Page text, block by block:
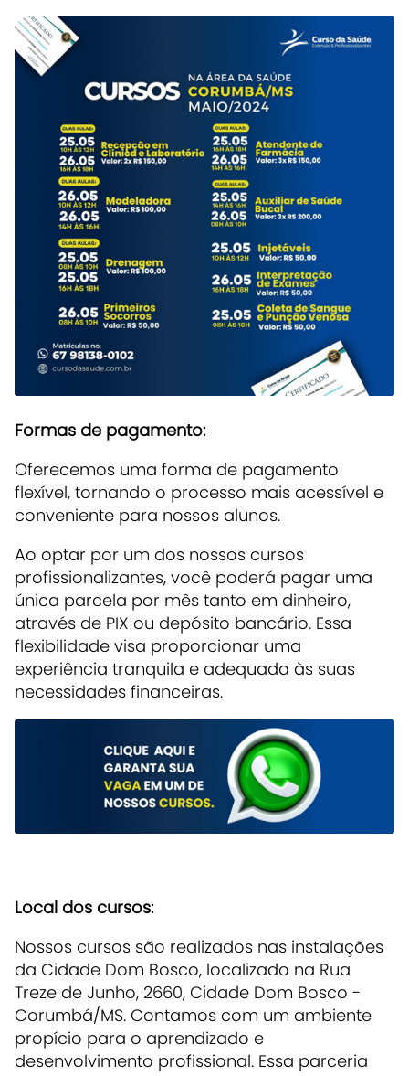
Formas de pagamento:
Oferecemos uma forma de pagamento
flexível, tornando o processo mais acessível e
conveniente para nossos alunos.
Ao optar por um dos nossos cursos
profissionalizantes, você poderá pagar uma
única parcela por mês tanto em dinheiro,
através de PIX ou depósito bancário. Essa
flexibilidade visa proporcionar uma
experiência tranquila e adequada às suas
necessidades financeiras.
Local dos cursos:
Nossos cursos são realizados nas instalações
da Cidade Dom Bosco, localizado na Rua
Treze de Junho, 2660, Cidade Dom Bosco -
Corumbá/MS. Contamos com um ambiente
propício para o aprendizado e
desenvolvimento profissional. Essa parceria